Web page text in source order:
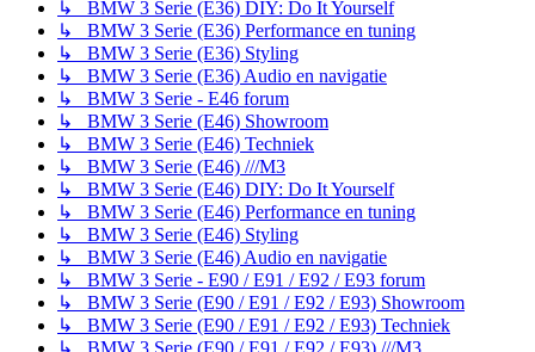
↳ BMW 3 Serie (E36) DIY: Do It Yourself
↳ BMW 3 Serie (E36) Performance en tuning
↳ BMW 3 Serie (E36) Styling
↳ BMW 3 Serie (E36) Audio en navigatie
↳ BMW 3 Serie - E46 forum
↳ BMW 3 Serie (E46) Showroom
↳ BMW 3 Serie (E46) Techniek
↳ BMW 3 Serie (E46) ///M3
↳ BMW 3 Serie (E46) DIY: Do It Yourself
↳ BMW 3 Serie (E46) Performance en tuning
↳ BMW 3 Serie (E46) Styling
↳ BMW 3 Serie (E46) Audio en navigatie
↳ BMW 3 Serie - E90 / E91 / E92 / E93 forum
↳ BMW 3 Serie (E90 / E91 / E92 / E93) Showroom
↳ BMW 3 Serie (E90 / E91 / E92 / E93) Techniek
↳ BMW 3 Serie (E90 / E91 / E92 / E93) ///M3